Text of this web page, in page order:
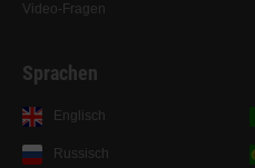
Video-Fragen
Sprachen
Englisch
Russisch